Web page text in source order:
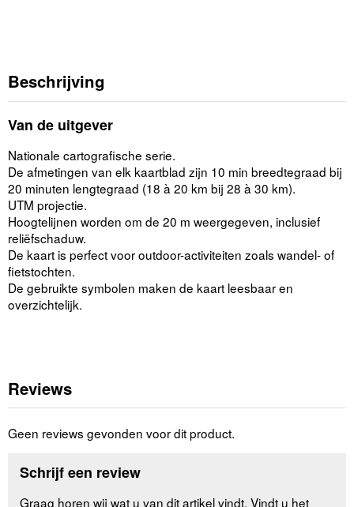
Beschrijving
Van de uitgever
Nationale cartografische serie.
De afmetingen van elk kaartblad zijn 10 min breedtegraad bij
20 minuten lengtegraad (18 à 20 km bij 28 à 30 km).
UTM projectie.
Hoogtelijnen worden om de 20 m weergegeven, inclusief
reliëfschaduw.
De kaart is perfect voor outdoor-activiteiten zoals wandel- of
fietstochten.
De gebruikte symbolen maken de kaart leesbaar en
overzichtelijk.
Reviews
Geen reviews gevonden voor dit product.
Schrijf een review
Graag horen wij wat u van dit artikel vindt. Vindt u het